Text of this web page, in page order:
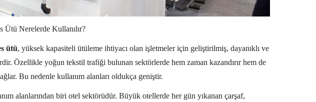
Ütü Nerelerde Kullanılır?
ütü, yüksek kapasiteli ütüleme ihtiyacı olan işletmeler için geliştirilmiş, dayanıklı ve
Özellikle yoğun tekstil trafiği bulunan sektörlerde hem zaman kazandırır hem de
Bu nedenle kullanım alanları oldukça geniştir.
alanlarından biri otel sektörüdür. Büyük otellerde her gün yıkanan çarşaf,